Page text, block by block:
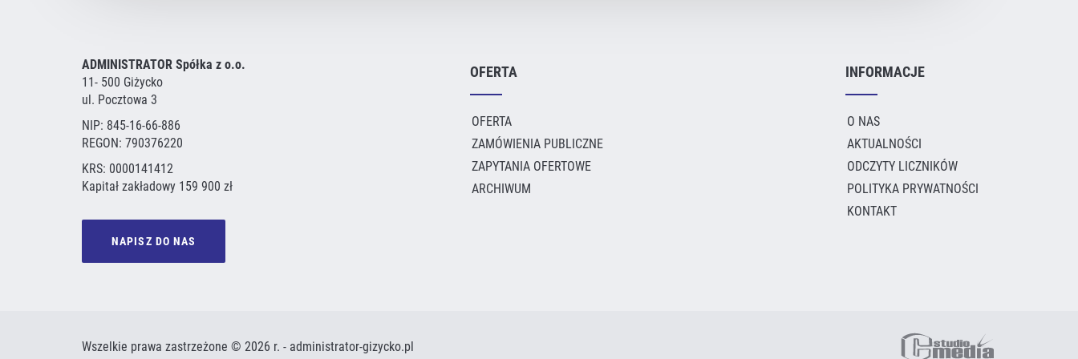
ADMINISTRATOR Spółka z o.o.
11- 500 Giżycko
ul. Pocztowa 3
NIP: 845-16-66-886
REGON: 790376220
KRS: 0000141412
Kapitał zakładowy 159 900 zł
NAPISZ DO NAS
OFERTA
OFERTA
ZAMÓWIENIA PUBLICZNE
ZAPYTANIA OFERTOWE
ARCHIWUM
INFORMACJE
O NAS
AKTUALNOŚCI
ODCZYTY LICZNIKÓW
POLITYKA PRYWATNOŚCI
KONTAKT
Wszelkie prawa zastrzeżone © 2026 r. - administrator-gizycko.pl